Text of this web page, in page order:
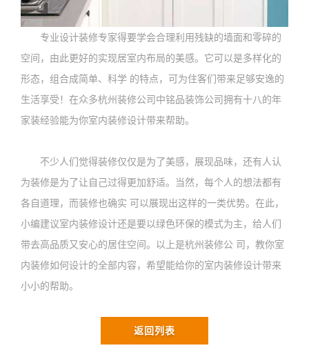
专业设计装修专家得要学会合理利用残缺的墙面和零碎的
空间，由此更好的实现居室内布局的美感。它可以是多样化的
形态，组合成简单、科学 的特点，可为住客们带来足够安逸的
生活享受！在众多杭州装修公司中铭品装饰公司拥有十八的年
家装经验能为你室内装修设计带来帮助。
不少人们觉得装修仅仅是为了美感，展现品味，还有人认
为装修是为了让自己过得更加舒适。当然，每个人的想法都有
各自道理，而装修也确实 可以展现出这样的一类优势。在此，
小编建议室内装修设计还是要以绿色环保的模式为主，给人们
带去高品质又安心的居住空间。以上是杭州装修公 司，教你室
内装修如何设计的全部内容，希望能给你的室内装修设计带来
小小的帮助。
返回列表